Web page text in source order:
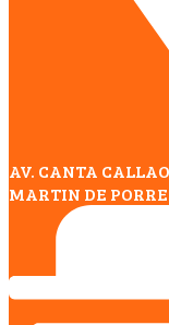
AV. CANTA
MARTIN DE